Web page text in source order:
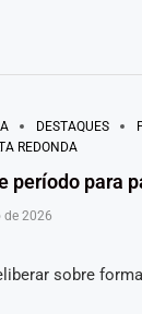
DESTAQUES
REDONDA
período para
de 2026
sobre